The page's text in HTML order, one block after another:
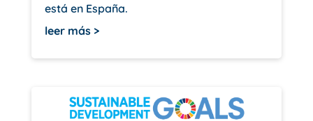
está en España.
leer más